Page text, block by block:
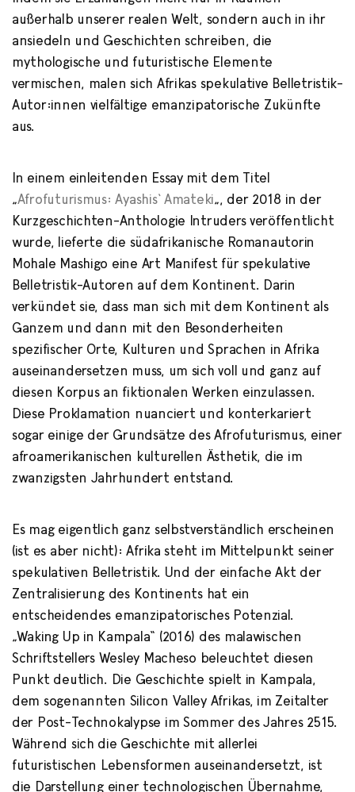
außerhalb unserer realen Welt, sondern auch in ihr
ansiedeln und Geschichten schreiben, die
mythologische und futuristische Elemente
vermischen, malen sich Afrikas spekulative Belletristik-
Autor:innen vielfältige emanzipatorische Zukünfte
aus.
In einem einleitenden Essay mit dem Titel
„Afrofuturismus: Ayashis‘ Amateki„, der 2018 in der
Kurzgeschichten-Anthologie Intruders veröffentlicht
wurde, lieferte die südafrikanische Romanautorin
Mohale Mashigo eine Art Manifest für spekulative
Belletristik-Autoren auf dem Kontinent. Darin
verkündet sie, dass man sich mit dem Kontinent als
Ganzem und dann mit den Besonderheiten
spezifischer Orte, Kulturen und Sprachen in Afrika
auseinandersetzen muss, um sich voll und ganz auf
diesen Korpus an fiktionalen Werken einzulassen.
Diese Proklamation nuanciert und konterkariert
sogar einige der Grundsätze des Afrofuturismus, einer
afroamerikanischen kulturellen Ästhetik, die im
zwanzigsten Jahrhundert entstand.
Es mag eigentlich ganz selbstverständlich erscheinen
(ist es aber nicht): Afrika steht im Mittelpunkt seiner
spekulativen Belletristik. Und der einfache Akt der
Zentralisierung des Kontinents hat ein
entscheidendes emanzipatorisches Potenzial.
„Waking Up in Kampala“ (2016) des malawischen
Schriftstellers Wesley Macheso beleuchtet diesen
Punkt deutlich. Die Geschichte spielt in Kampala,
dem sogenannten Silicon Valley Afrikas, im Zeitalter
der Post-Technokalypse im Sommer des Jahres 2515.
Während sich die Geschichte mit allerlei
futuristischen Lebensformen auseinandersetzt, ist
die Darstellung einer technologischen Übernahme,